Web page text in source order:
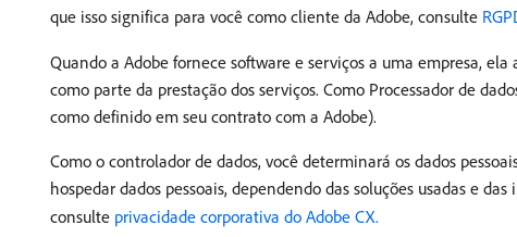
que isso significa para você como cliente da Adobe, consulte
Quando a Adobe fornece software e serviços a uma empresa,
como parte da prestação dos serviços. Como Processador de
como definido em seu contrato com a Adobe).
Como o controlador de dados, você determinará os dados
hospedar dados pessoais, dependendo das soluções usadas e
consulte privacidade corporativa do Adobe CX.